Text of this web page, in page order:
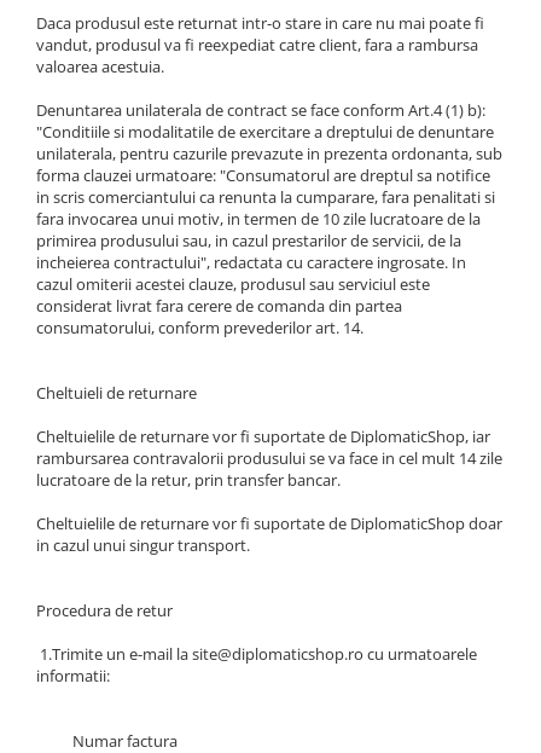
Daca produsul este returnat intr-o stare in care nu mai poate fi
vandut, produsul va fi reexpediat catre client, fara a rambursa
valoarea acestuia.
Denuntarea unilaterala de contract se face conform Art.4 (1) b):
"Conditiile si modalitatile de exercitare a dreptului de denuntare
unilaterala, pentru cazurile prevazute in prezenta ordonanta, sub
forma clauzei urmatoare: "Consumatorul are dreptul sa notifice
in scris comerciantului ca renunta la cumparare, fara penalitati si
fara invocarea unui motiv, in termen de 10 zile lucratoare de la
primirea produsului sau, in cazul prestarilor de servicii, de la
incheierea contractului", redactata cu caractere ingrosate. In
cazul omiterii acestei clauze, produsul sau serviciul este
considerat livrat fara cerere de comanda din partea
consumatorului, conform prevederilor art. 14.
Cheltuieli de returnare
Cheltuielile de returnare vor fi suportate de DiplomaticShop, iar
rambursarea contravalorii produsului se va face in cel mult 14 zile
lucratoare de la retur, prin transfer bancar.
Cheltuielile de returnare vor fi suportate de DiplomaticShop doar
in cazul unui singur transport.
Procedura de retur
1.Trimite un e-mail la site@diplomaticshop.ro cu urmatoarele
informatii:
Numar factura